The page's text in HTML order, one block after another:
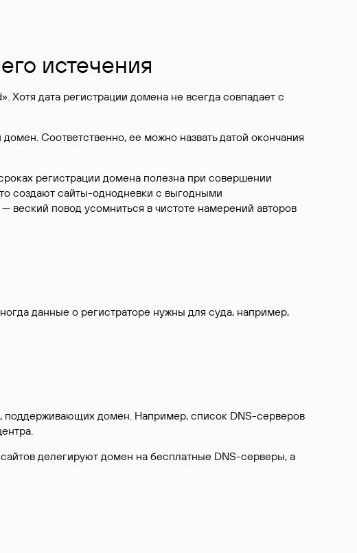
истечения
Хотя дата регистрации домена не всегда совпадает с
Соответственно, ее можно назвать датой окончания
регистрации домена полезна при совершении
создают сайты-однодневки с выгодными
веский повод усомниться в чистоте намерений авторов
данные о регистраторе нужны для суда, например,
поддерживающих домен. Например, список DNS-серверов
делегируют домен на бесплатные DNS-серверы, а